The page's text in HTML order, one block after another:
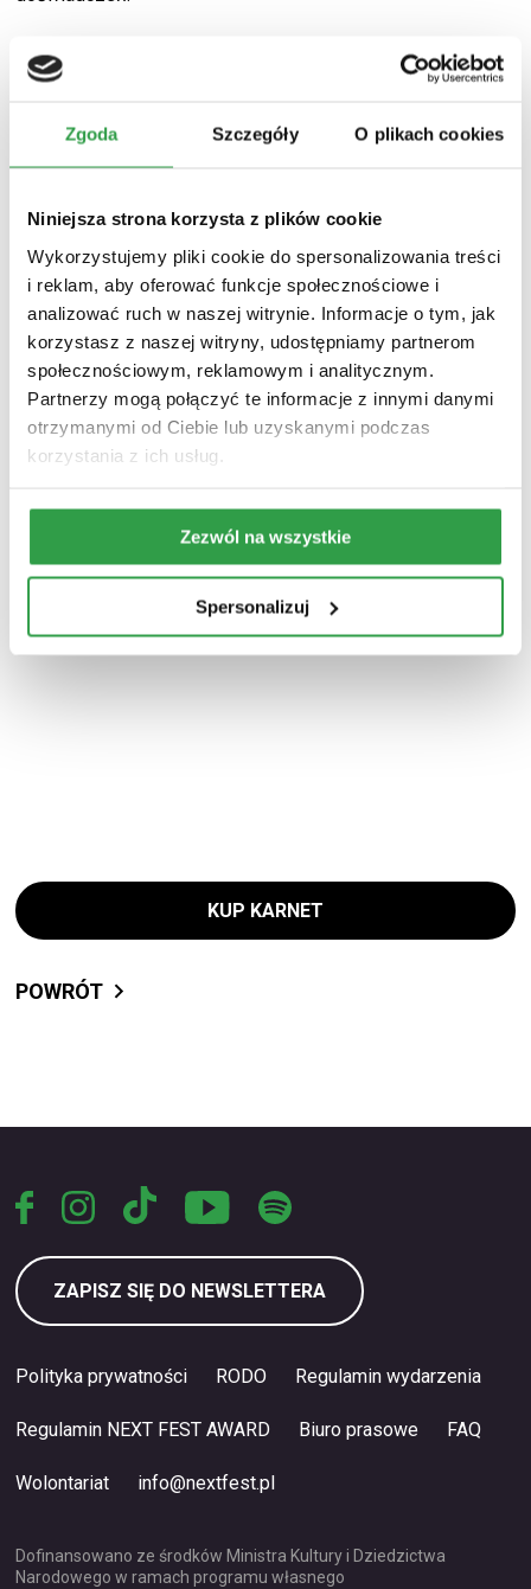
Zgoda Szczegóły O plikach cookies
Niniejsza strona korzysta z plików cookie
Wykorzystujemy pliki cookie do spersonalizowania treści
i reklam, aby oferować funkcje społecznościowe i
analizować ruch w naszej witrynie. Informacje o tym, jak
korzystasz z naszej witryny, udostępniamy partnerom
społecznościowym, reklamowym i analitycznym.
Partnerzy mogą połączyć te informacje z innymi danymi
otrzymanymi od Ciebie lub uzyskanymi podczas
korzystania z ich usług.
Zezwól na wszystkie
Spersonalizuj
KUP KARNET
POWRÓT
ZAPISZ SIĘ DO NEWSLETTERA
Polityka prywatności RODO Regulamin wydarzenia
Regulamin NEXT FEST AWARD Biuro prasowe FAQ
Wolontariat info@nextfest.pl
Dofinansowano ze środków Ministra Kultury i Dziedzictwa
Narodowego w ramach programu własnego